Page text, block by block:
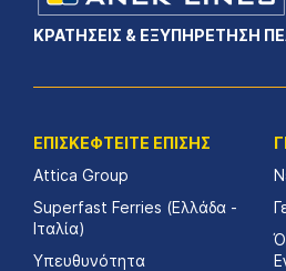
ΚΡΑΤΗΣΕΙΣ & ΕΞΥΠΗΡΕΤΗΣΗ
ΕΠΙΣΚΕΦΤΕΙΤΕ ΕΠΙΣΗΣ
Attica Group
Superfast Ferries (Ελλάδα -
Ιταλία)
Υπευθυνότητα